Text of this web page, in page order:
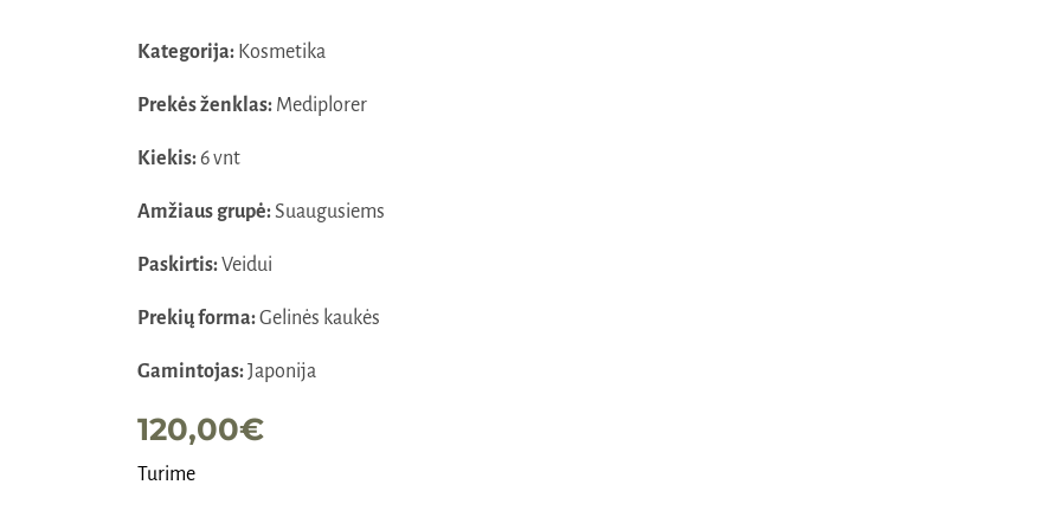
Kategorija: Kosmetika
Prekės ženklas: Mediplorer
Kiekis:6 vnt
Amžiaus grupė:Suaugusiems
Paskirtis:Veidui
Prekių forma:Gelinės kaukės
Gamintojas:Japonija
120,00€
Turime